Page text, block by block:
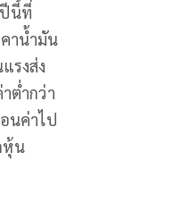
นี้ที่
านํ้ามัน
รงส่ง
ตํ่ากว่า
นค่าไป
หุ้น